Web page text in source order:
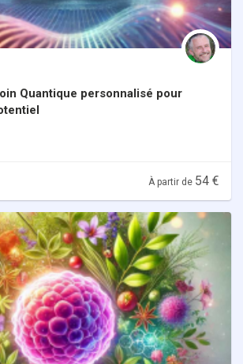
Quantique personnalisé pour
À partir de 54 €